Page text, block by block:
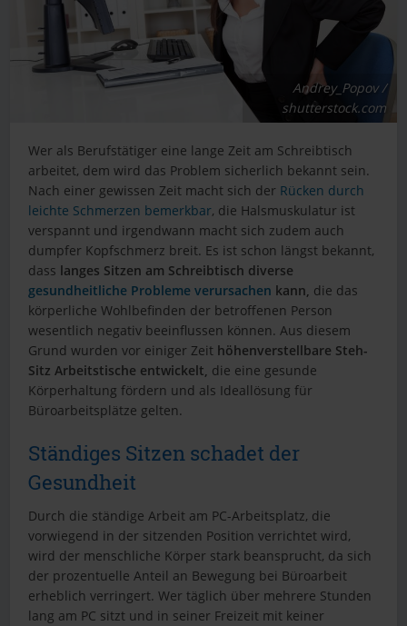
Andrey_Popov /
shutterstock.com
Wer als Berufstätiger eine lange Zeit am Schreibtisch
arbeitet, dem wird das Problem sicherlich bekannt sein.
Nach einer gewissen Zeit macht sich der Rücken durch
leichte Schmerzen bemerkbar, die Halsmuskulatur ist
verspannt und irgendwann macht sich zudem auch
dumpfer Kopfschmerz breit. Es ist schon längst bekannt,
dass langes Sitzen am Schreibtisch diverse
gesundheitliche Probleme verursachen kann, die das
körperliche Wohlbefinden der betroffenen Person
wesentlich negativ beeinflussen können. Aus diesem
Grund wurden vor einiger Zeit höhenverstellbare Steh-
Sitz Arbeitstische entwickelt, die eine gesunde
Körperhaltung fördern und als Ideallösung für
Büroarbeitsplätze gelten.
Ständiges Sitzen schadet der
Gesundheit
Durch die ständige Arbeit am PC-Arbeitsplatz, die
vorwiegend in der sitzenden Position verrichtet wird,
wird der menschliche Körper stark beansprucht, da sich
der prozentuelle Anteil an Bewegung bei Büroarbeit
erheblich verringert. Wer täglich über mehrere Stunden
lang am PC sitzt und in seiner Freizeit mit keiner